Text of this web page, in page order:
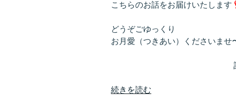
こちらのお話をお届けいたします
どうぞごゆっくり
お月愛（つきあい）くださいませ
“木
続きを読む